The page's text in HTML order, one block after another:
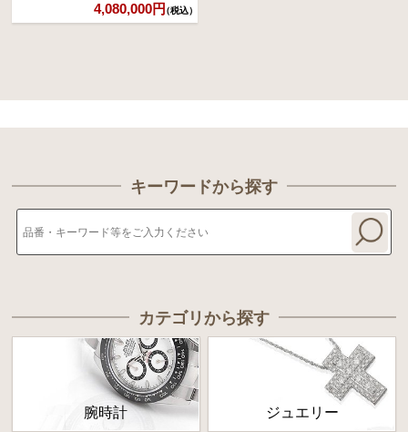
4,080,000円（税込）
キーワードから探す
カテゴリから探す
腕時計 ジュエリー